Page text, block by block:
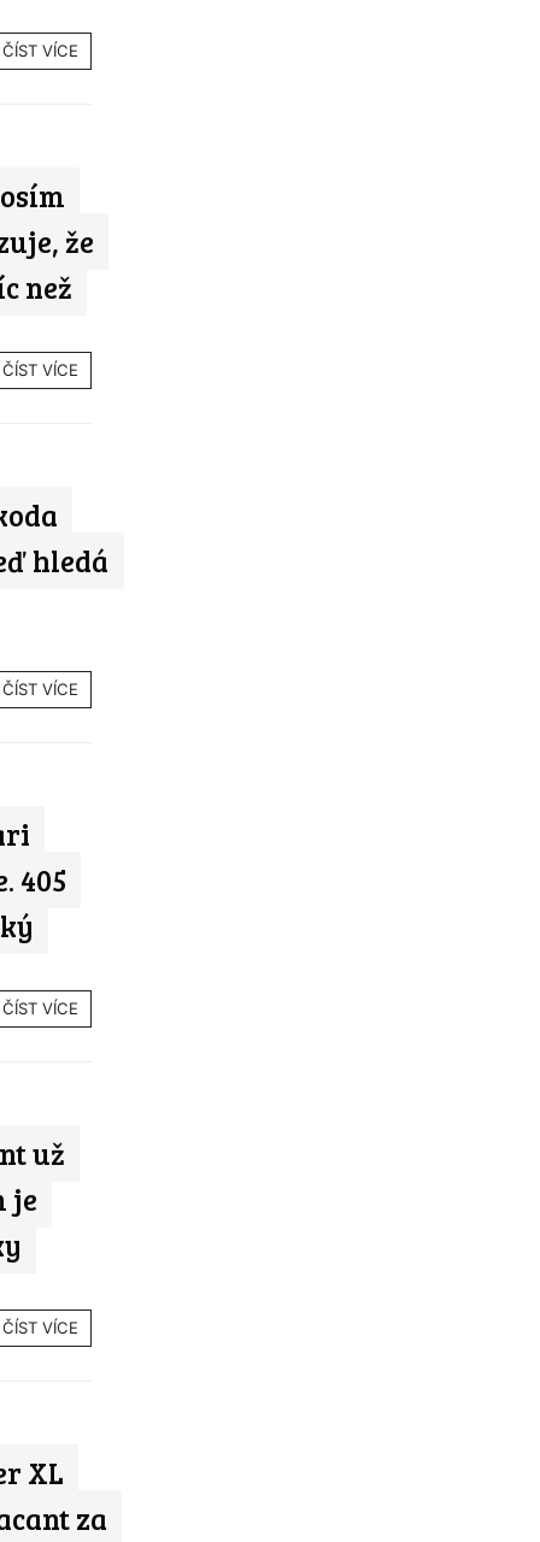
ČÍST VÍCE
že
než
ČÍST VÍCE
hledá
ČÍST VÍCE
405
ČÍST VÍCE
už
je
ČÍST VÍCE
XL
za